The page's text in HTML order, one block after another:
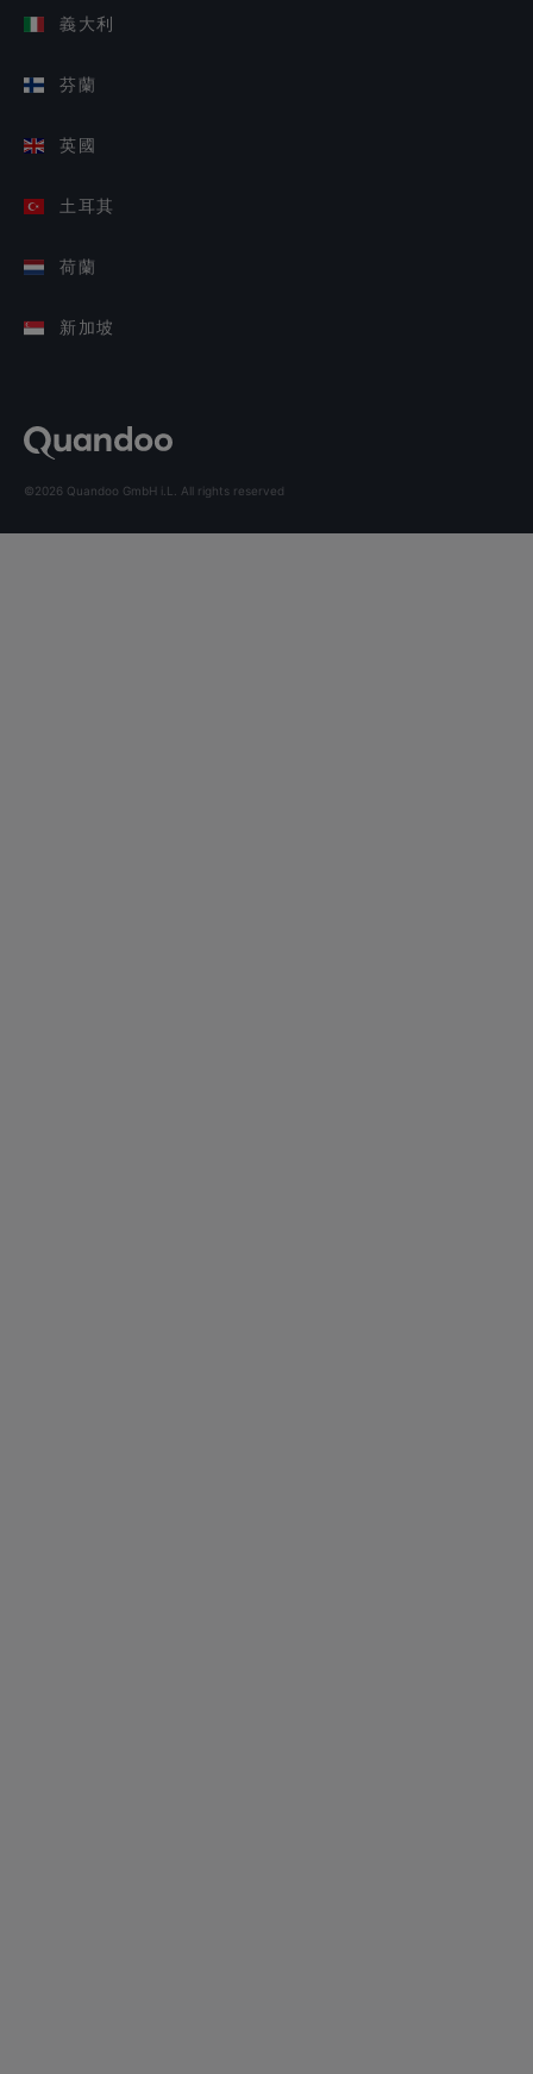
義大利
芬蘭
英國
土耳其
荷蘭
新加坡
©2026 Quandoo GmbH i.L. All rights reserved